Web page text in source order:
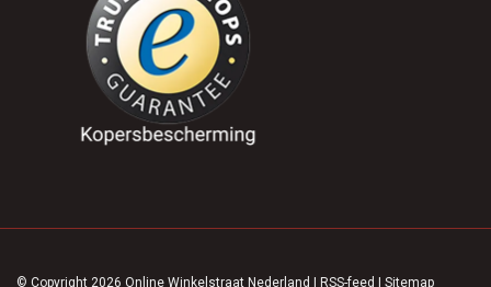
© Copyright 2026 Online Winkelstraat Nederland RSS-feed Sitemap